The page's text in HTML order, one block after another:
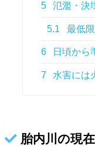
5 氾濫・決
5.1 最低
6 日頃から
7 水害には
胎内川の現